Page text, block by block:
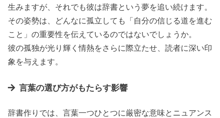
生みますが、それでも彼は辞書という夢を追い続けます。
その姿勢は、どんなに孤立しても「自分の信じる道を進む
こと」の重要性を伝えているのではないでしょうか。
彼の孤独が光り輝く情熱をさらに際立たせ、読者に深い印
象を与えます。
言葉の選び方がもたらす影響
辞書作りでは、言葉一つひとつに厳密な意味とニュアンス